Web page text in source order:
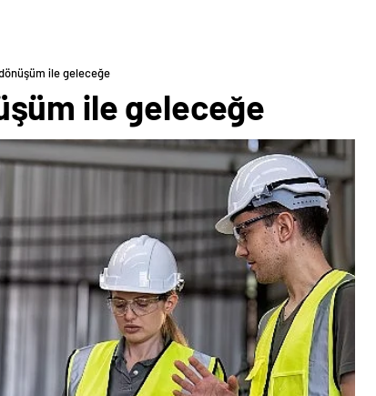
ile geleceğe
ile geleceğe